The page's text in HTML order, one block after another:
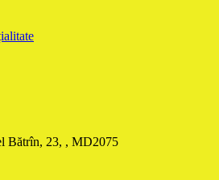
Bătrîn, 23, , MD2075